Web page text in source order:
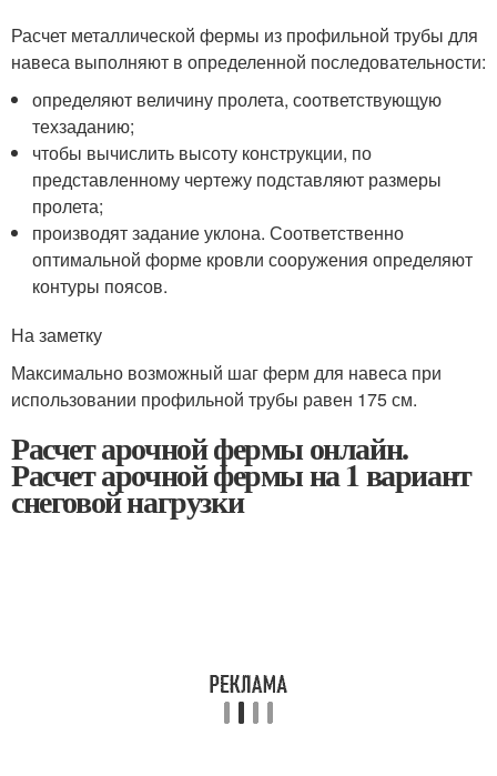
Расчет металлической фермы из профильной трубы для
навеса выполняют в определенной последовательности:
определяют величину пролета, соответствующую
техзаданию;
чтобы вычислить высоту конструкции, по
представленному чертежу подставляют размеры
пролета;
производят задание уклона. Соответственно
оптимальной форме кровли сооружения определяют
контуры поясов.
На заметку
Максимально возможный шаг ферм для навеса при
использовании профильной трубы равен 175 см.
Расчет арочной фермы онлайн.
Расчет арочной фермы на 1 вариант
снеговой нагрузки